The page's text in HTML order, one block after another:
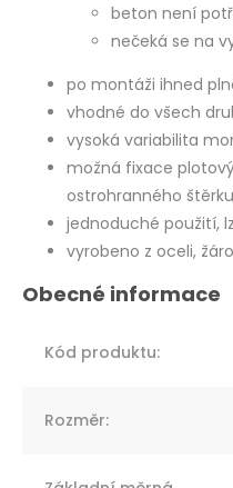
beton není
nečeká se na
po montáži ihned
vhodné do všech
vysoká variabilita
možná fixace
ostrohranného štěrku
jednoduché použití,
vyrobeno z oceli,
Kód produktu:
Rozměr: